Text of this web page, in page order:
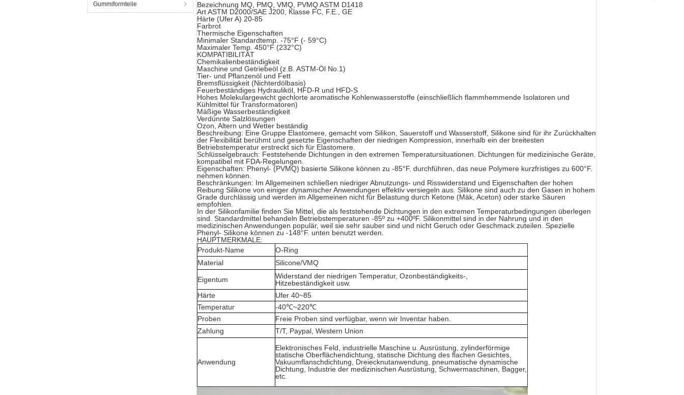
Gummiformteile
Bezeichnung MQ, PMQ, VMQ, PVMQ ASTM D1418
Art ASTM D2000/SAE J200, Klasse FC, F.E., GE
Härte (Ufer A) 20-85
Farbrot
Thermische Eigenschaften
Minimaler Standardtemp. -75°F (- 59°C)
Maximaler Temp. 450°F (232°C)
KOMPATIBILITÄT
Chemikalienbeständigkeit
Maschine und Getriebeöl (z.B. ASTM-Öl No.1)
Tier- und Pflanzenöl und Fett
Bremsflüssigkeit (Nichterdölbasis)
Feuerbeständiges Hydrauliköl, HFD-R und HFD-S
Hohes Molekulargewicht gechlorte aromatische Kohlenwasserstoffe (einschließlich flammhemmende Isolatoren und
Kühlmittel für Transformatoren)
Mäßige Wasserbeständigkeit
Verdünnte Salzlösungen
Ozon, Altern und Wetter beständig
Beschreibung: Eine Gruppe Elastomere, gemacht vom Silikon, Sauerstoff und Wasserstoff, Silikone sind für ihr Zurückhalten
der Flexibilität berühmt und gesetzte Eigenschaften der niedrigen Kompression, innerhalb ein der breitesten
Betriebstemperatur erstreckt sich für Elastomere.
Schlüsselgebrauch: Feststehende Dichtungen in den extremen Temperatursituationen. Dichtungen für medizinische Geräte,
kompatibel mit FDA-Regelungen.
Eigenschaften: Phenyl- (PVMQ) basierte Silikone können zu -85°F. durchführen, das neue Polymere kurzfristiges zu 600°F.
nehmen können.
Beschränkungen: Im Allgemeinen schließen niedriger Abnutzungs- und Risswiderstand und Eigenschaften der hohen
Reibung Silikone von einiger dynamischer Anwendungen effektiv versiegeln aus. Silikone sind auch zu den Gasen in hohem
Grade durchlässig und werden im Allgemeinen nicht für Belastung durch Ketone (Mäk, Aceton) oder starke Säuren
empfohlen.
In der Silikonfamilie finden Sie Mittel, die als feststehende Dichtungen in den extremen Temperaturbedingungen überlegen
sind. Standardmittel behandeln Betriebstemperaturen -85º zu +400ºF. Silikonmittel sind in der Nahrung und in den
medizinischen Anwendungen populär, weil sie sehr sauber sind und nicht Geruch oder Geschmack zuteilen. Spezielle
Phenyl- Silikone können zu -148°F. unten benutzt werden.
HAUPTMERKMALE:
Produkt-Name
O-Ring
Material
Silicone/VMQ
Eigentum
Widerstand der niedrigen Temperatur, Ozonbeständigkeits-,
Hitzebeständigkeit usw.
Härte
Ufer 40~85
Temperatur
-40℃~220℃
Proben
Freie Proben sind verfügbar, wenn wir Inventar haben.
Zahlung
T/T, Paypal, Western Union
Anwendung
Elektronisches Feld, industrielle Maschine u. Ausrüstung, zylinderförmige
statische Oberflächendichtung, statische Dichtung des flachen Gesichtes,
Vakuumflanschdichtung, Dreiecknutanwendung, pneumatische dynamische
Dichtung, Industrie der medizinischen Ausrüstung, Schwermaschinen, Bagger,
etc.